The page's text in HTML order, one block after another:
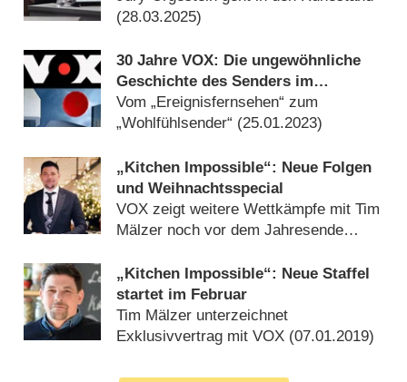
(28.03.2025)
30 Jahre VOX: Die ungewöhnliche
Geschichte des Senders im
Rückblick
Vom „Ereignisfernsehen“ zum
„Wohlfühlsender“ (25.01.2023)
„Kitchen Impossible“: Neue Folgen
und Weihnachtsspecial
VOX zeigt weitere Wettkämpfe mit Tim
Mälzer noch vor dem Jahresende
„Kitchen Impossible“: Neue Staffel
startet im Februar
Tim Mälzer unterzeichnet
Exklusivvertrag mit VOX (07.01.2019)